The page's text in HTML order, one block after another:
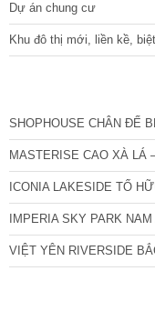
Dự án chung cư
Khu đô thị mới, liền kề,
SHOPHOUSE CHÂN ĐẾ
MASTERISE CAO XÀ LÁ
ICONIA LAKESIDE TỐ
IMPERIA SKY PARK NAM
VIỆT YÊN RIVERSIDE